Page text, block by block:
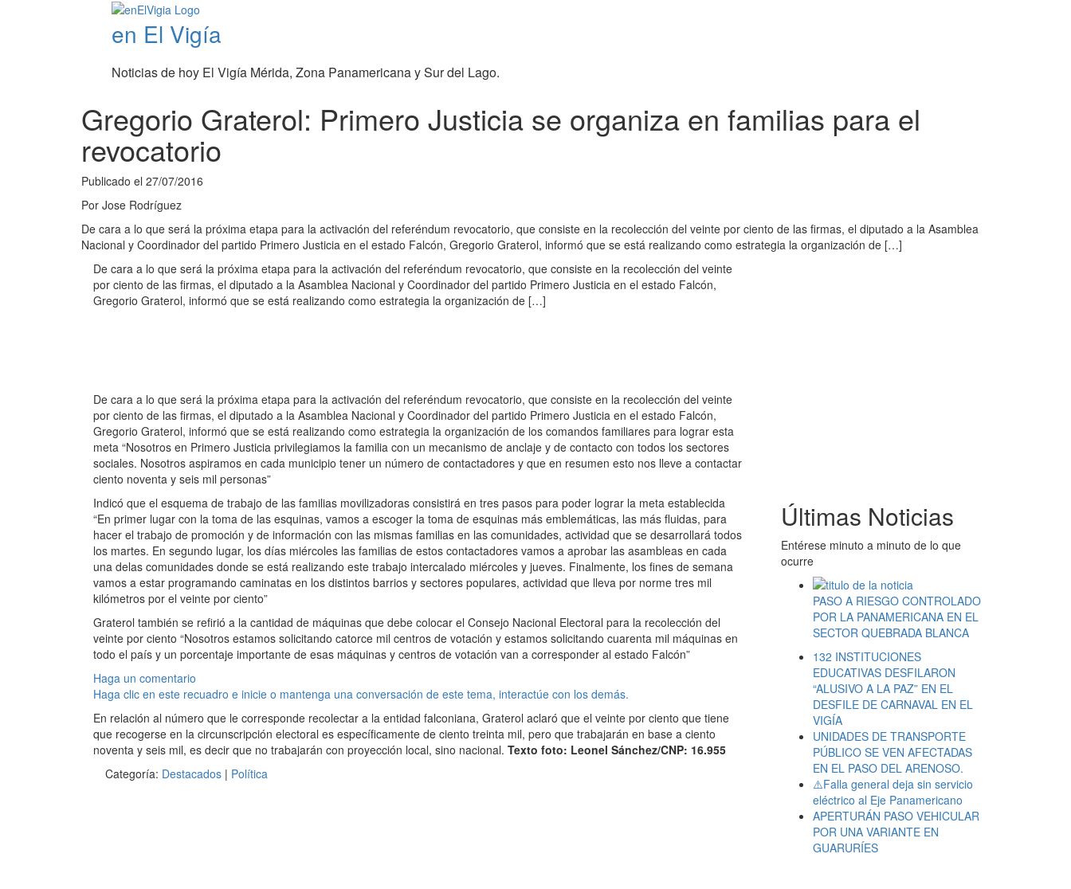
en El Vigía
Noticias de hoy El Vigía Mérida, Zona Panamericana y Sur del Lago.
Gregorio Graterol: Primero Justicia se organiza en familias para el
revocatorio
Publicado el 27/07/2016
Por Jose Rodríguez
De cara a lo que será la próxima etapa para la activación del referéndum revocatorio, que consiste en la recolección del veinte por ciento de las firmas, el diputado a la Asamblea
Nacional y Coordinador del partido Primero Justicia en el estado Falcón, Gregorio Graterol, informó que se está realizando como estrategia la organización de […]
De cara a lo que será la próxima etapa para la activación del referéndum revocatorio, que consiste en la recolección del veinte
por ciento de las firmas, el diputado a la Asamblea Nacional y Coordinador del partido Primero Justicia en el estado Falcón,
Gregorio Graterol, informó que se está realizando como estrategia la organización de […]
De cara a lo que será la próxima etapa para la activación del referéndum revocatorio, que consiste en la recolección del veinte
por ciento de las firmas, el diputado a la Asamblea Nacional y Coordinador del partido Primero Justicia en el estado Falcón,
Gregorio Graterol, informó que se está realizando como estrategia la organización de los comandos familiares para lograr esta
meta “Nosotros en Primero Justicia privilegiamos la familia con un mecanismo de anclaje y de contacto con todos los sectores
sociales. Nosotros aspiramos en cada municipio tener un número de contactadores y que en resumen esto nos lleve a contactar
ciento noventa y seis mil personas”
Indicó que el esquema de trabajo de las familias movilizadoras consistirá en tres pasos para poder lograr la meta establecida
“En primer lugar con la toma de las esquinas, vamos a escoger la toma de esquinas más emblemáticas, las más fluidas, para
hacer el trabajo de promoción y de información con las mismas familias en las comunidades, actividad que se desarrollará todos
los martes. En segundo lugar, los días miércoles las familias de estos contactadores vamos a aprobar las asambleas en cada
una delas comunidades donde se está realizando este trabajo intercalado miércoles y jueves. Finalmente, los fines de semana
vamos a estar programando caminatas en los distintos barrios y sectores populares, actividad que lleva por norme tres mil
kilómetros por el veinte por ciento”
Graterol también se refirió a la cantidad de máquinas que debe colocar el Consejo Nacional Electoral para la recolección del
veinte por ciento “Nosotros estamos solicitando catorce mil centros de votación y estamos solicitando cuarenta mil máquinas en
todo el país y un porcentaje importante de esas máquinas y centros de votación van a corresponder al estado Falcón”
Haga un comentario
Haga clic en este recuadro e inicie o mantenga una conversación de este tema, interactúe con los demás.
En relación al número que le corresponde recolectar a la entidad falconiana, Graterol aclaró que el veinte por ciento que tiene
que recogerse en la circunscripción electoral es específicamente de ciento treinta mil, pero que trabajarán en base a ciento
noventa y seis mil, es decir que no trabajarán con proyección local, sino nacional. Texto foto: Leonel Sánchez/CNP: 16.955
Categoría: Destacados | Política
Últimas Noticias
Entérese minuto a minuto de lo que
ocurre
PASO A RIESGO CONTROLADO
POR LA PANAMERICANA EN EL
SECTOR QUEBRADA BLANCA
132 INSTITUCIONES
EDUCATIVAS DESFILARON
“ALUSIVO A LA PAZ” EN EL
DESFILE DE CARNAVAL EN EL
VIGÍA
UNIDADES DE TRANSPORTE
PÚBLICO SE VEN AFECTADAS
EN EL PASO DEL ARENOSO.
⚠️Falla general deja sin servicio
eléctrico al Eje Panamericano
APERTURÁN PASO VEHICULAR
POR UNA VARIANTE EN
GUARURÍES